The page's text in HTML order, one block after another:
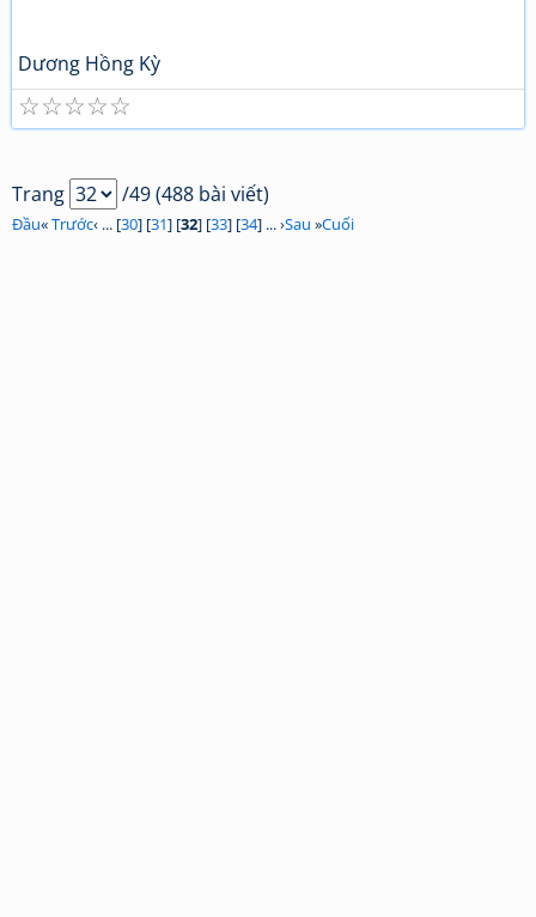
Dương Hồng Kỳ
☆
☆
☆
☆
☆
Trang /49 (488 bài viết)
Đầu«Trước‹ ... [30] [31] [32] [33] [34] ... ›Sau »Cuối